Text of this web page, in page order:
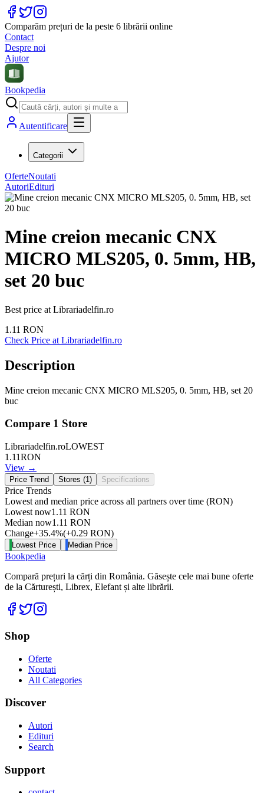
Comparăm prețuri de la peste 6 librării online
Contact
Despre noi
Ajutor
Bookpedia
Autentificare
Categorii
OferteNoutati
AutoriEdituri
Mine creion mecanic CNX
MICRO MLS205, 0. 5mm, HB,
set 20 buc
Best price at Librariadelfin.ro
1.11 RON
Check Price at Librariadelfin.ro
Description
Mine creion mecanic CNX MICRO MLS205, 0. 5mm, HB, set 20
buc
Compare 1 Store
Librariadelfin.roLOWEST
1.11RON
View →
Price Trend Stores (1) Specifications
Price Trends
Lowest and median price across all partners over time (RON)
Lowest now1.11 RON
Median now1.11 RON
Change+35.4%(+0.29 RON)
Lowest Price Median Price
Bookpedia
Compară prețuri la cărți din România. Găsește cele mai bune oferte
de la Cărturești, Librex, Elefant și alte librării.
Facebook
Twitter
Shop
Oferte
Noutati
All Categories
Discover
Autori
Edituri
Search
Support